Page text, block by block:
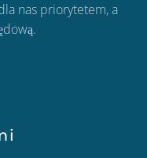
nas priorytetem, a